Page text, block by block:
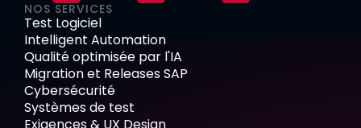
NOS SERVICES
Test Logiciel
Intelligent Automation
Qualité optimisée par l'IA
Migration et Releases SAP
Cybersécurité
Systèmes de test